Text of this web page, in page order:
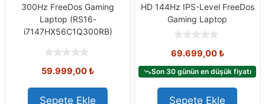
300Hz FreeDos Gaming
Laptop (RS16-
i7147HX56C1Q300RB)
o
t
o
59.999,00₺
Sepete Ekle
HD 144Hz IPS-Level FreeDos
Gaming Laptop
o
t
o
f
5
69.699,00₺
Son 30 günün en düşük fiyatı
Sepete Ekle